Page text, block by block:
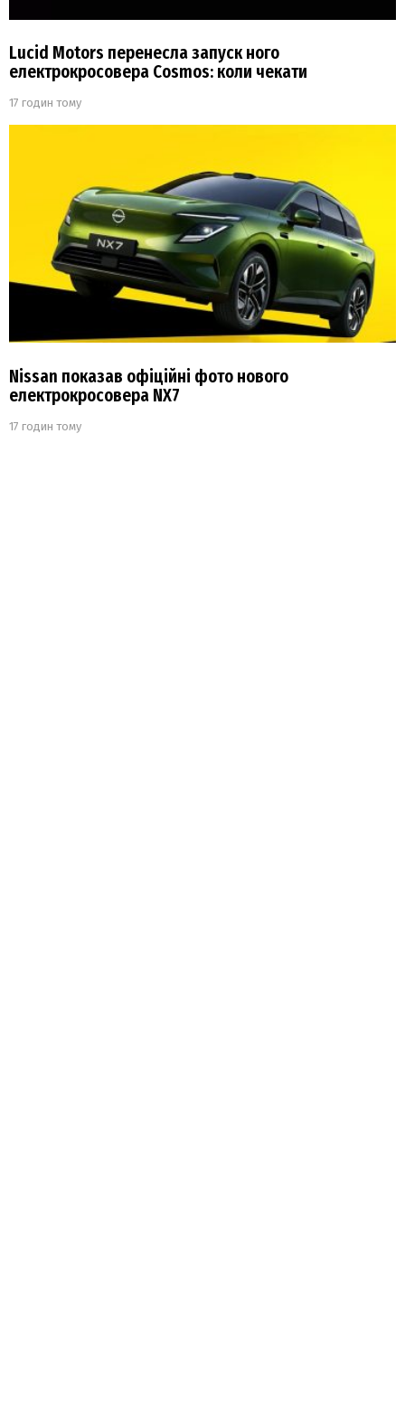
Lucid Motors перенесла запуск ного
електрокросовера Cosmos: коли чекати
17 годин тому
Nissan показав офіційні фото нового
електрокросовера NX7
17 годин тому